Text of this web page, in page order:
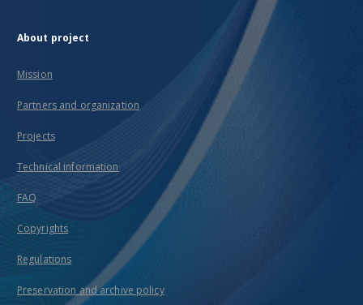
About project
Mission
Partners and organization
Projects
Technical information
FAQ
Copyrights
Regulations
Preservation and archive policy